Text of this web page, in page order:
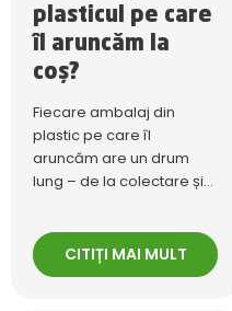
plasticul pe care
îl aruncăm la
coș?
Fiecare ambalaj din
plastic pe care îl
aruncăm are un drum
lung – de la colectare și...
CITIȚI MAI MULT